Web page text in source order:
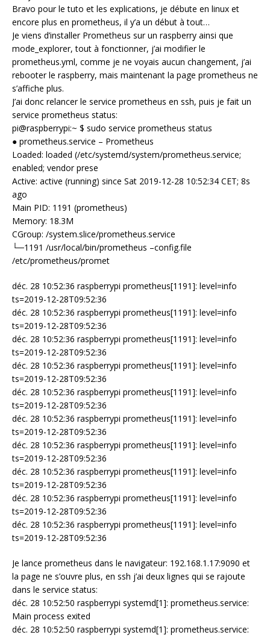
Bravo pour le tuto et les explications, je débute en linux et
encore plus en prometheus, il y’a un début à tout…
Je viens d’installer Prometheus sur un raspberry ainsi que
mode_explorer, tout à fonctionner, j’ai modifier le
prometheus.yml, comme je ne voyais aucun changement, j’ai
rebooter le raspberry, mais maintenant la page prometheus ne
s’affiche plus.
J’ai donc relancer le service prometheus en ssh, puis je fait un
service prometheus status:
pi@raspberrypi:~ $ sudo service prometheus status
● prometheus.service – Prometheus
Loaded: loaded (/etc/systemd/system/prometheus.service;
enabled; vendor prese
Active: active (running) since Sat 2019-12-28 10:52:34 CET; 8s
ago
Main PID: 1191 (prometheus)
Memory: 18.3M
CGroup: /system.slice/prometheus.service
└─1191 /usr/local/bin/prometheus –config.file
/etc/prometheus/promet
déc. 28 10:52:36 raspberrypi prometheus[1191]: level=info
ts=2019-12-28T09:52:36
déc. 28 10:52:36 raspberrypi prometheus[1191]: level=info
ts=2019-12-28T09:52:36
déc. 28 10:52:36 raspberrypi prometheus[1191]: level=info
ts=2019-12-28T09:52:36
déc. 28 10:52:36 raspberrypi prometheus[1191]: level=info
ts=2019-12-28T09:52:36
déc. 28 10:52:36 raspberrypi prometheus[1191]: level=info
ts=2019-12-28T09:52:36
déc. 28 10:52:36 raspberrypi prometheus[1191]: level=info
ts=2019-12-28T09:52:36
déc. 28 10:52:36 raspberrypi prometheus[1191]: level=info
ts=2019-12-28T09:52:36
déc. 28 10:52:36 raspberrypi prometheus[1191]: level=info
ts=2019-12-28T09:52:36
déc. 28 10:52:36 raspberrypi prometheus[1191]: level=info
ts=2019-12-28T09:52:36
déc. 28 10:52:36 raspberrypi prometheus[1191]: level=info
ts=2019-12-28T09:52:36
Je lance prometheus dans le navigateur: 192.168.1.17:9090 et
la page ne s’ouvre plus, en ssh j’ai deux lignes qui se rajoute
dans le service status:
déc. 28 10:52:50 raspberrypi systemd[1]: prometheus.service:
Main process exited
déc. 28 10:52:50 raspberrypi systemd[1]: prometheus.service: